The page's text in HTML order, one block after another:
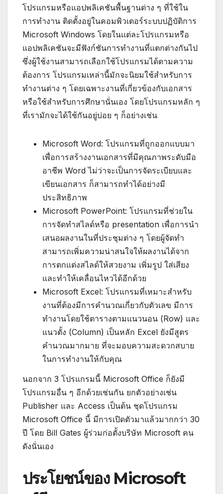
โปรแกรมหรือแอปพลิเคชันพื้นฐานต่าง ๆ ที่ใช้ใน
การทำงาน ติดตั้งอยู่ในคอมพิวเตอร์ระบบปฏิบัติการ
Microsoft Windows โดยในแต่ละโปรแกรมหรือ
แอปพลิเคชันจะมีฟังก์ชันการทำงานที่แตกต่างกันไป
ซึ่งผู้ใช้งานสามารถเลือกใช้โปรแกรมได้ตามความ
ต้องการ โปรแกรมเหล่านี้มักจะนิยมใช้สำหรับการ
ทำงานต่าง ๆ โดยเฉพาะงานที่เกี่ยวข้องกับเอกสาร
หรือใช้สำหรับการศึกษานั่นเอง โดยโปรแกรมหลัก ๆ
ที่เรามักจะได้ใช้กันอยู่บ่อย ๆ ก็อย่างเช่น
Microsoft Word: โปรแกรมที่ถูกออกแบบมา
เพื่อการสร้างงานเอกสารที่มีคุณภาพระดับมือ
อาชีพ Word ไม่ว่าจะเป็นการจัดระเบียบและ
เขียนเอกสาร ก็สามารถทำได้อย่างมี
ประสิทธิภาพ
Microsoft PowerPoint: โปรแกรมที่ช่วยใน
การจัดทำสไลด์หรือ presentation เพื่อการนำ
เสนอผลงานในที่ประชุมต่าง ๆ โดยผู้จัดทำ
สามารถเพิ่มความน่าสนใจให้ผลงานได้จาก
การตกแต่งสไลด์ให้สวยงาม เพิ่มรูป ใส่เสียง
และทำให้เคลื่อนไหวได้อีกด้วย
Microsoft Excel: โปรแกรมที่เหมาะสำหรับ
งานที่ต้องมีการคำนวณเกี่ยวกับตัวเลข มีการ
ทำงานโดยใช้ตารางตามแนวนอน (Row) และ
แนวตั้ง (Column) เป็นหลัก Excel ยังมีสูตร
คำนวณมากมาย ที่จะมอบความสะดวกสบาย
ในการทำงานให้กับคุณ
นอกจาก 3 โปรแกรมนี้ Microsoft Office ก็ยังมี
โปรแกรมอื่น ๆ อีกด้วยเช่นกัน ยกตัวอย่างเช่น
Publisher และ Access เป็นต้น ชุดโปรแกรม
Microsoft Office นี้ มีการเปิดตัวมาแล้วมากกว่า 30
ปี โดย Bill Gates ผู้ร่วมก่อตั้งบริษัท Microsoft คน
ดังนั่นเอง
ประโยชน์ของ Microsoft